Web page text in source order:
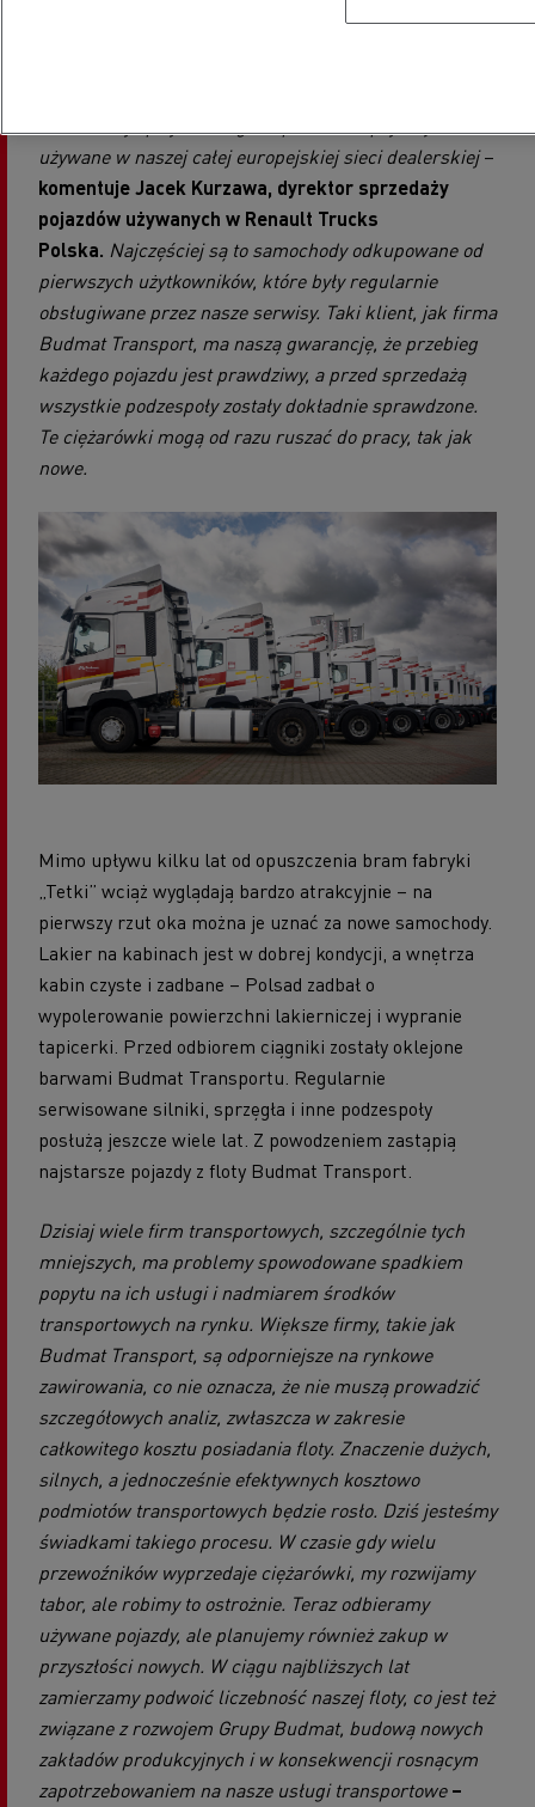
znacząco dłuższy okres użytkowania czy wielkość
używane w naszej całej europejskiej sieci dealerskiej–
komentuje Jacek Kurzawa, dyrektor sprzedaży
pojazdów używanych w Renault Trucks
Polska. Najczęściej są to samochody odkupowane od
pierwszych użytkowników, które były regularnie
obsługiwane przez nasze serwisy. Taki klient, jak firma
Budmat Transport, ma naszą gwarancję, że przebieg
każdego pojazdu jest prawdziwy, a przed sprzedażą
wszystkie podzespoły zostały dokładnie sprawdzone.
Te ciężarówki mogą od razu ruszać do pracy, tak jak
nowe.
Mimo upływu kilku lat od opuszczenia bram fabryki
„Tetki” wciąż wyglądają bardzo atrakcyjnie – na
pierwszy rzut oka można je uznać za nowe samochody.
Lakier na kabinach jest w dobrej kondycji, a wnętrza
kabin czyste i zadbane – Polsad zadbał o
wypolerowanie powierzchni lakierniczej i wypranie
tapicerki. Przed odbiorem ciągniki zostały oklejone
barwami Budmat Transportu. Regularnie
serwisowane silniki, sprzęgła i inne podzespoły
posłużą jeszcze wiele lat. Z powodzeniem zastąpią
najstarsze pojazdy z floty Budmat Transport.
Dzisiaj wiele firm transportowych, szczególnie tych
mniejszych, ma problemy spowodowane spadkiem
popytu na ich usługi i nadmiarem środków
transportowych na rynku. Większe firmy, takie jak
Budmat Transport, są odporniejsze na rynkowe
zawirowania, co nie oznacza, że nie muszą prowadzić
szczegółowych analiz, zwłaszcza w zakresie
całkowitego kosztu posiadania floty. Znaczenie dużych,
silnych, a jednocześnie efektywnych kosztowo
podmiotów transportowych będzie rosło. Dziś jesteśmy
świadkami takiego procesu. W czasie gdy wielu
przewoźników wyprzedaje ciężarówki, my rozwijamy
tabor, ale robimy to ostrożnie. Teraz odbieramy
używane pojazdy, ale planujemy również zakup w
przyszłości nowych. W ciągu najbliższych lat
zamierzamy podwoić liczebność naszej floty, co jest też
związane z rozwojem Grupy Budmat, budową nowych
zakładów produkcyjnych i w konsekwencji rosnącym
zapotrzebowaniem na nasze usługi transportowe –